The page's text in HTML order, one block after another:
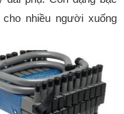
nhiều người xuống